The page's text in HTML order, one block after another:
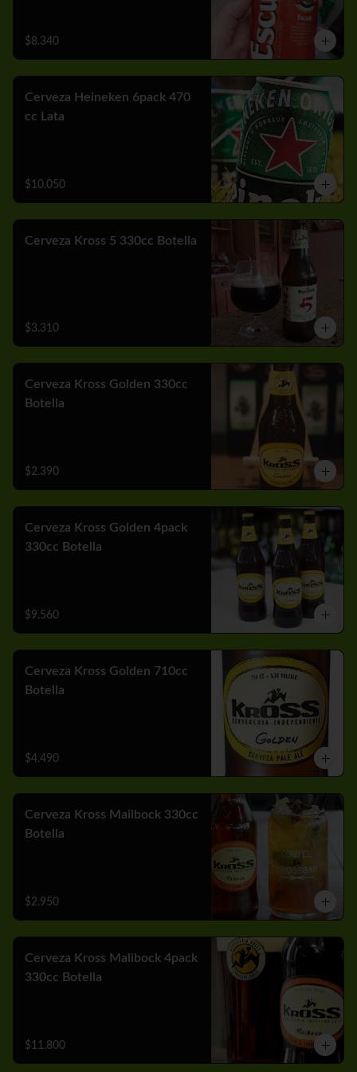
$8.340
Cerveza Heineken 6pack 470
cc Lata
$10.050
Cerveza Kross 5 330cc Botella
$3.310
Cerveza Kross Golden 330cc
Botella
$2.390
Cerveza Kross Golden 4pack
330cc Botella
$9.560
Cerveza Kross Golden 710cc
Botella
$4.490
Cerveza Kross Mailbock 330cc
Botella
$2.950
Cerveza Kross Malibock 4pack
330cc Botella
$11.800